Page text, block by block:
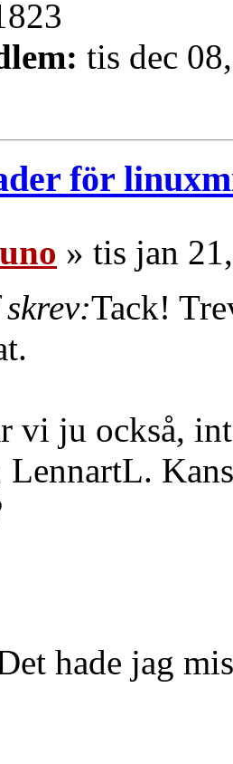
tis dec
för
» tis jan
Tack!
vi ju också,
LennartL.
hade jag